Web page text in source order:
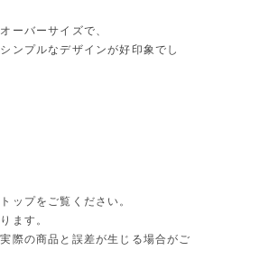
ーバーサイズで、
ンプルなデザインが好印象でし
ップをご覧ください。
ます。
際の商品と誤差が生じる場合がご